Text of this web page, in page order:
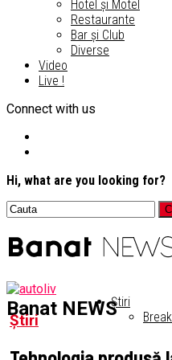
Hotel și Motel
Restaurante
Bar și Club
Diverse
Video
Live !
Connect with us
Hi, what are you looking for?
Banat NEWSȘtiri
Știri